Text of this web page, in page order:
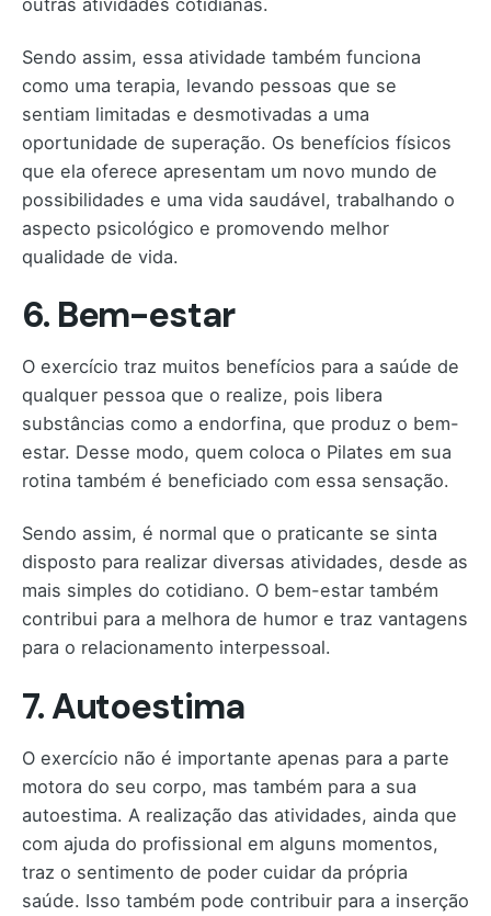
outras atividades cotidianas.
Sendo assim, essa atividade também funciona
como uma terapia, levando pessoas que se
sentiam limitadas e desmotivadas a uma
oportunidade de superação. Os benefícios físicos
que ela oferece apresentam um novo mundo de
possibilidades e uma vida saudável, trabalhando o
aspecto psicológico e promovendo melhor
qualidade de vida.
6. Bem-estar
O exercício traz muitos benefícios para a saúde de
qualquer pessoa que o realize, pois libera
substâncias como a endorfina, que produz o bem-
estar. Desse modo, quem coloca o Pilates em sua
rotina também é beneficiado com essa sensação.
Sendo assim, é normal que o praticante se sinta
disposto para realizar diversas atividades, desde as
mais simples do cotidiano. O bem-estar também
contribui para a melhora de humor e traz vantagens
para o relacionamento interpessoal.
7. Autoestima
O exercício não é importante apenas para a parte
motora do seu corpo, mas também para a sua
autoestima. A realização das atividades, ainda que
com ajuda do profissional em alguns momentos,
traz o sentimento de poder cuidar da própria
saúde. Isso também pode contribuir para a inserção